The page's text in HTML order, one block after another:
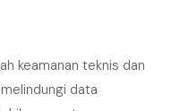
keamanan teknis dan
data